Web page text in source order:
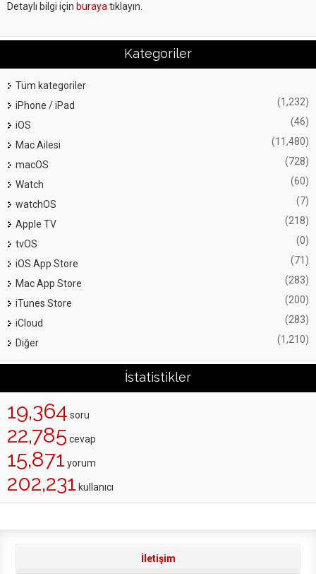
Detaylı bilgi için buraya tıklayın.
Kategoriler
Tüm kategoriler
iPhone / iPad
(1,232)
iOS (46)
Mac Ailesi (11,480)
macOS (728)
Watch (60)
watchOS (7)
Apple TV (218)
tvOS (0)
iOS App Store (71)
Mac App Store (283)
iTunes Store (200)
iCloud (283)
Diğer (1,210)
İstatistikler
19,364 soru
22,785 cevap
15,871 yorum
202,231 kullanıcı
İletişim